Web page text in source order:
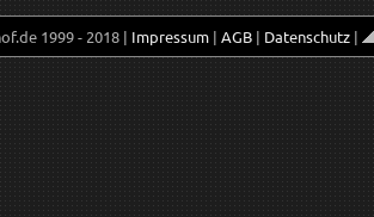
1999 - 2018 | Impressum | AGB | Datenschutz |